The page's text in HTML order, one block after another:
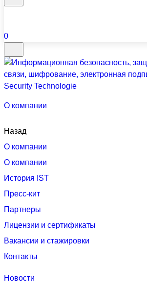
0
О компании
Назад
О компании
О компании
История IST
Пресс-кит
Партнеры
Лицензии и сертификаты
Вакансии и стажировки
Контакты
Новости